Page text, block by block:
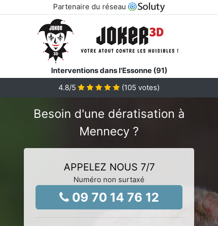
Partenaire du réseau
Interventions dans l'Essonne (91)
4.8/5 (105 votes)
Besoin d'une dératisation à
Mennecy ?
APPELEZ NOUS 7/7
Numéro non surtaxé
09 70 14 76 12